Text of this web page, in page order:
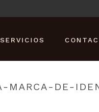
SERVICIOS
MARCA-DE-